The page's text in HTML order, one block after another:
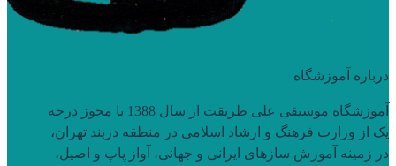
درباره آموزشگاه
آموزشگاه موسیقی علی طریقت از سال 1388 با مجوز درجه
یک از وزارت فرهنگ و ارشاد اسلامی در منطقه دربند تهران،
در زمینه آموزش سازهای ایرانی و جهانی، آواز پاپ و اصیل،